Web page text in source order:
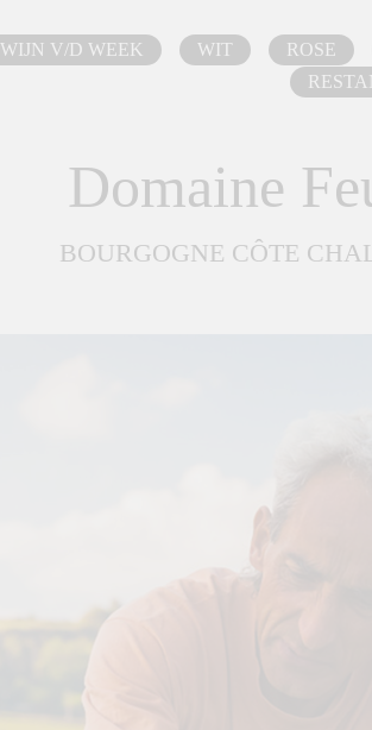
WIJN V/D WEEK WIT ROSE
Domaine
BOURGOGNE CÔTE